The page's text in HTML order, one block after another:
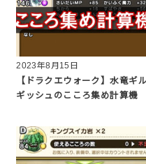
2023年8月15日
【ドラクエウォーク】水竜ギル
ギッシュのこころ集め計算機